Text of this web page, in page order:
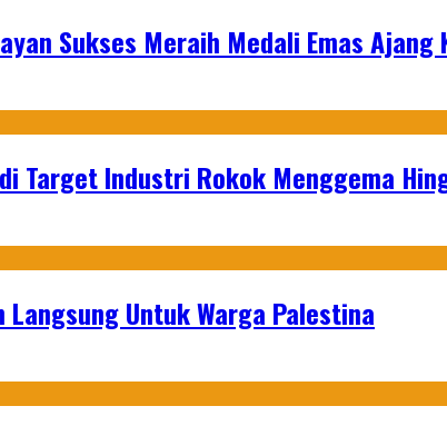
Sukses Meraih Medali Emas
Target Industri Rokok Menggema
Untuk Warga Palestina